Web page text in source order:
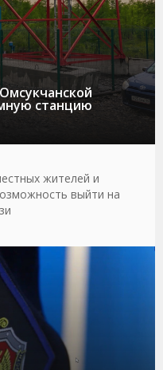
станцию
жителей и
выйти на